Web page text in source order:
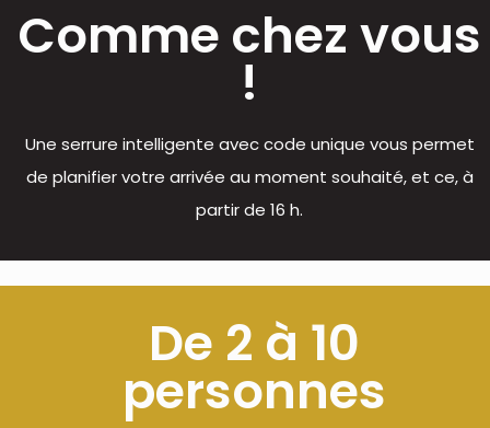
Comme chez vous
!
Une serrure intelligente avec code unique vous permet
de planifier votre arrivée au moment souhaité, et ce, à
partir de 16 h.
De 2 à 10
personnes